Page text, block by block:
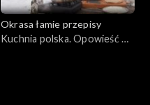
Okrasa łamie przepisy
Kuchnia polska. Opowieść o